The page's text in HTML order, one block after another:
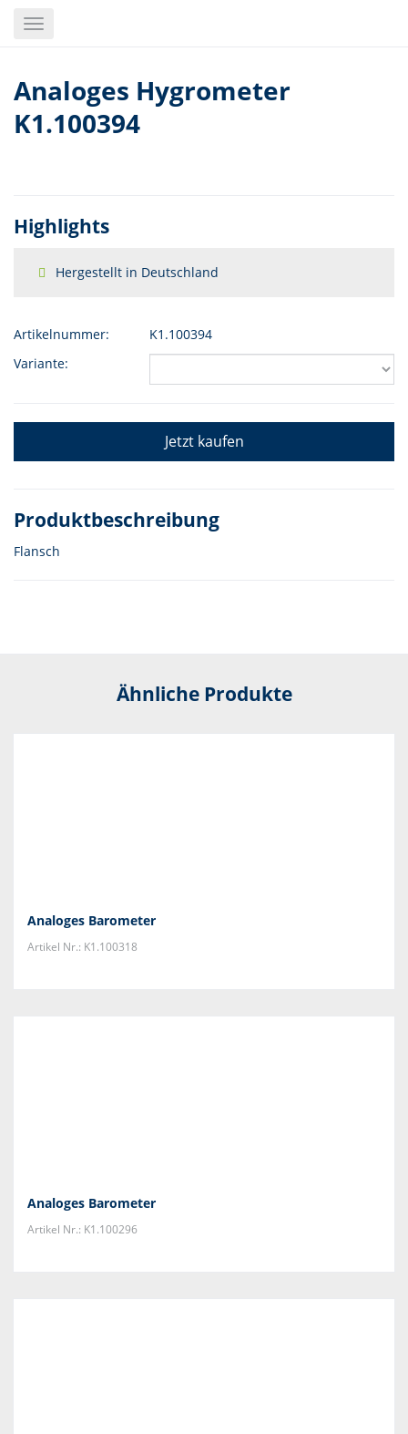
Toggle
Analoges Hygrometer
K1.100394
Highlights
Hergestellt in Deutschland
Artikelnummer:
K1.100394
Variante:
Jetzt kaufen
Produktbeschreibung
Flansch
Ähnliche Produkte
Analoges Barometer
Artikel Nr.: K1.100318
Analoges Barometer
Artikel Nr.: K1.100296